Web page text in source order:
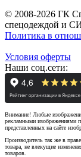
© 2008-2026 ГК
спецодеждой и
Политика в
Условия оферты
Наши соц.сети:
Внимание! Любые
рекламными изображениями
представленных на сайте
Производитель так же в
товара, не влекущие
товаров.